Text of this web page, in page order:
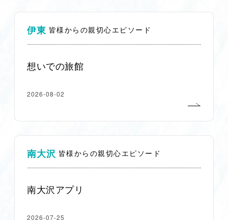
伊東 皆様からの親切心エピソード
想いでの旅館
2026-08-02
南大沢 皆様からの親切心エピソード
南大沢アプリ
2026-07-25